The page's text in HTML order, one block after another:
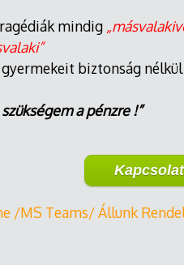
mindig
biztonság
a pénzre !”
/MS Teams/ Állunk